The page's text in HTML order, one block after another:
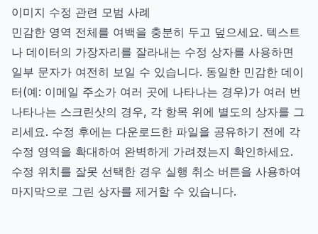
이미지 수정 관련 모범 사례
민감한 영역 전체를 여백을 충분히 두고 덮으세요. 텍스트
나 데이터의 가장자리를 잘라내는 수정 상자를 사용하면
일부 문자가 여전히 보일 수 있습니다. 동일한 민감한 데이
터(예: 이메일 주소가 여러 곳에 나타나는 경우)가 여러 번
나타나는 스크린샷의 경우, 각 항목 위에 별도의 상자를 그
리세요. 수정 후에는 다운로드한 파일을 공유하기 전에 각
수정 영역을 확대하여 완벽하게 가려졌는지 확인하세요.
수정 위치를 잘못 선택한 경우 실행 취소 버튼을 사용하여
마지막으로 그린 ​​상자를 제거할 수 있습니다.